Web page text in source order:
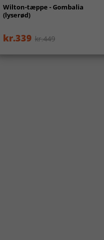
Wilton-tæppe - Gombalia
(lyserød)
kr.339 kr.449